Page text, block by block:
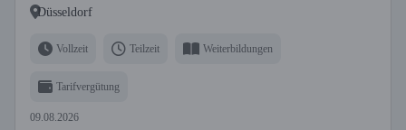
Düsseldorf
Vollzeit Teilzeit Weiterbildungen
Tarifvergütung
09.08.2026